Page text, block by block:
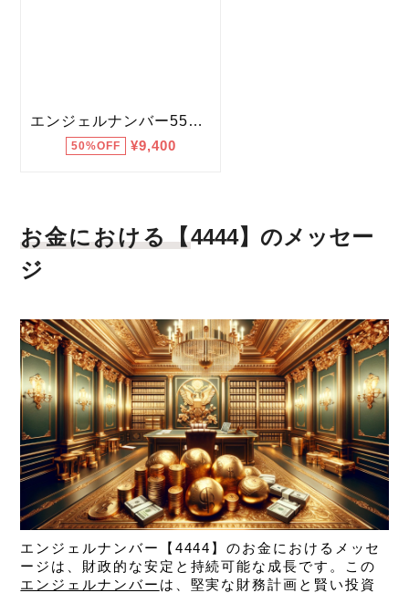
お金における【4444】のメッセー
ジ
エンジェルナンバー【4444】のお金におけるメッセ
ージは、 財政的な安定と持続可能な成長です。この
エンジェルナンバー は、堅実な財務計画と賢い投資